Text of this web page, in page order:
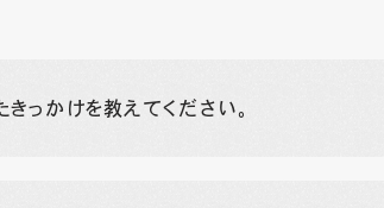
っかけを教えてください。